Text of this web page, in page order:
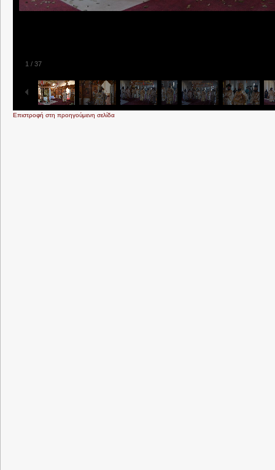
1 / 37
Επιστροφή στη προηγούμενη σελίδα